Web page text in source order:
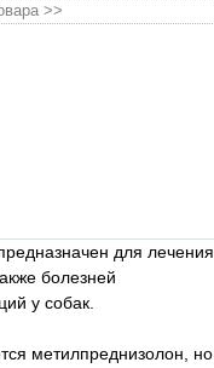
>>
для лечения
болезней
у собак.
метилпреднизолон, но